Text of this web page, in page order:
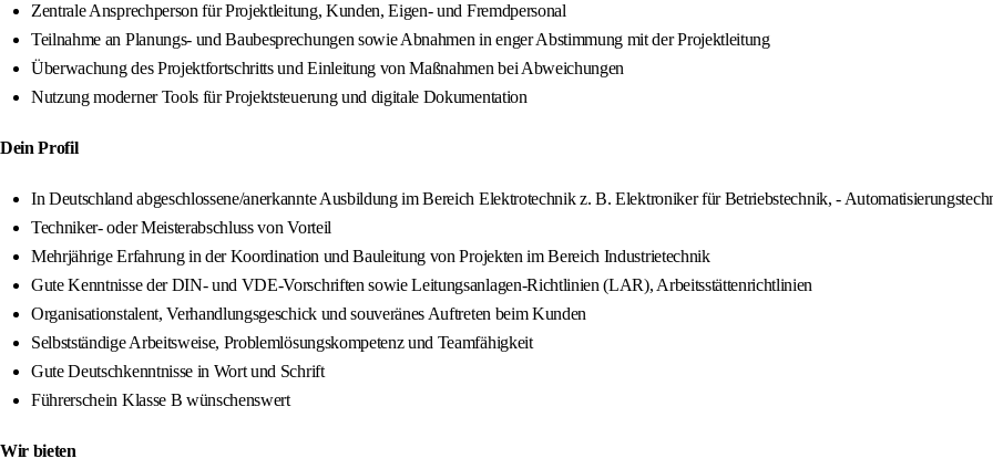
Zentrale Ansprechperson für Projektleitung, Kunden, Eigen- und Fremdpersonal
Teilnahme an Planungs- und Baubesprechungen sowie Abnahmen in enger Abstimmung mit der Projektleitung
Überwachung des Projektfortschritts und Einleitung von Maßnahmen bei Abweichungen
Nutzung moderner Tools für Projektsteuerung und digitale Dokumentation
Dein Profil
In Deutschland abgeschlossene/anerkannte Ausbildung im Bereich Elektrotechnik z. B. Elektroniker für Betriebstechnik, -
Techniker- oder Meisterabschluss von Vorteil
Mehrjährige Erfahrung in der Koordination und Bauleitung von Projekten im Bereich Industrietechnik
Gute Kenntnisse der DIN- und VDE-Vorschriften sowie Leitungsanlagen‑Richtlinien (LAR), Arbeitsstättenrichtlinien
Organisationstalent, Verhandlungsgeschick und souveränes Auftreten beim Kunden
Selbstständige Arbeitsweise, Problemlösungskompetenz und Teamfähigkeit
Gute Deutschkenntnisse in Wort und Schrift
Führerschein Klasse B wünschenswert
Wir bieten